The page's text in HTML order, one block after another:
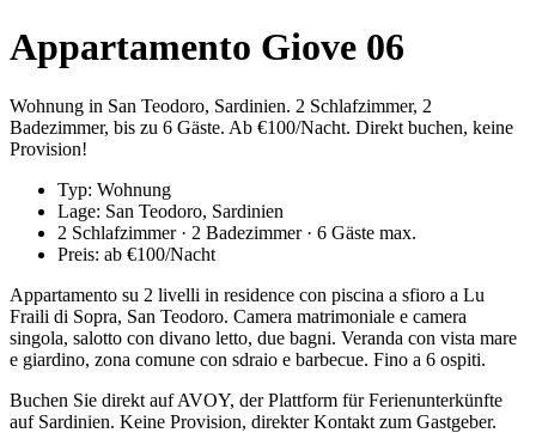
Appartamento Giove 06
Wohnung in San Teodoro, Sardinien. 2 Schlafzimmer, 2
Badezimmer, bis zu 6 Gäste. Ab €100/Nacht. Direkt buchen, keine
Provision!
Typ: Wohnung
Lage: San Teodoro, Sardinien
2 Schlafzimmer · 2 Badezimmer · 6 Gäste max.
Preis: ab €100/Nacht
Appartamento su 2 livelli in residence con piscina a sfioro a Lu
Fraili di Sopra, San Teodoro. Camera matrimoniale e camera
singola, salotto con divano letto, due bagni. Veranda con vista mare
e giardino, zona comune con sdraio e barbecue. Fino a 6 ospiti.
Buchen Sie direkt auf AVOY, der Plattform für Ferienunterkünfte
auf Sardinien. Keine Provision, direkter Kontakt zum Gastgeber.